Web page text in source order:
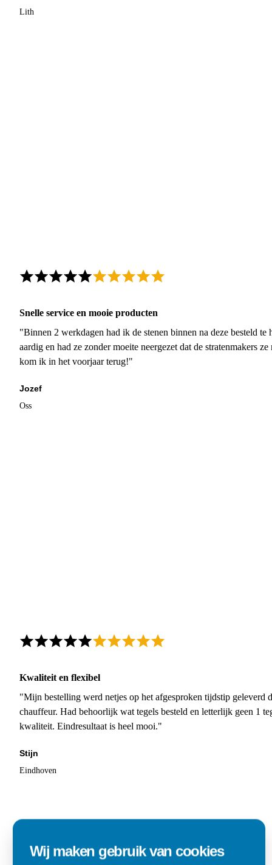
Lith
Snelle service en mooie producten
"Binnen 2 werkdagen had ik de stenen binnen na deze besteld
aardig en had ze zonder moeite neergezet dat de stratenmakers
kom ik in het voorjaar terug!"
Jozef
Oss
Kwaliteit en flexibel
"Mijn bestelling werd netjes op het afgesproken tijdstip geleverd
chauffeur. Had behoorlijk wat tegels besteld en letterlijk geen 1
kwaliteit. Eindresultaat is heel mooi."
Stijn
Eindhoven
Wij maken gebruik van cookies